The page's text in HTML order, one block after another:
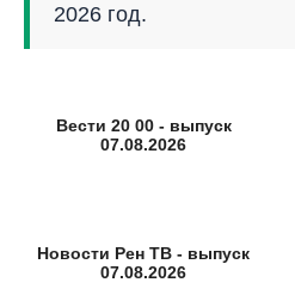
2026 год.
Вести 20 00 - выпуск
07.08.2026
Новости Рен ТВ - выпуск
07.08.2026